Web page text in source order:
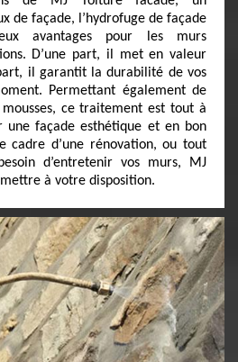
de façade, l’hydrofuge de façade
avantages pour les murs
D’une part, il met en valeur
il garantit la durabilité de vos
Permettant également de
ce traitement est tout à
une façade esthétique et en bon
cadre d’une rénovation, ou tout
d’entretenir vos murs, MJ
à votre disposition.